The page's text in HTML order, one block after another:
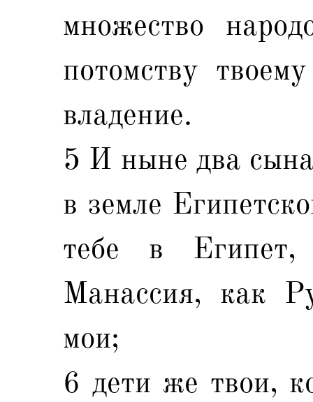
множество
потомству
владение.
5 И ныне два
в земле
тебе в
Манассия, как
мои;
6 дети же твои,